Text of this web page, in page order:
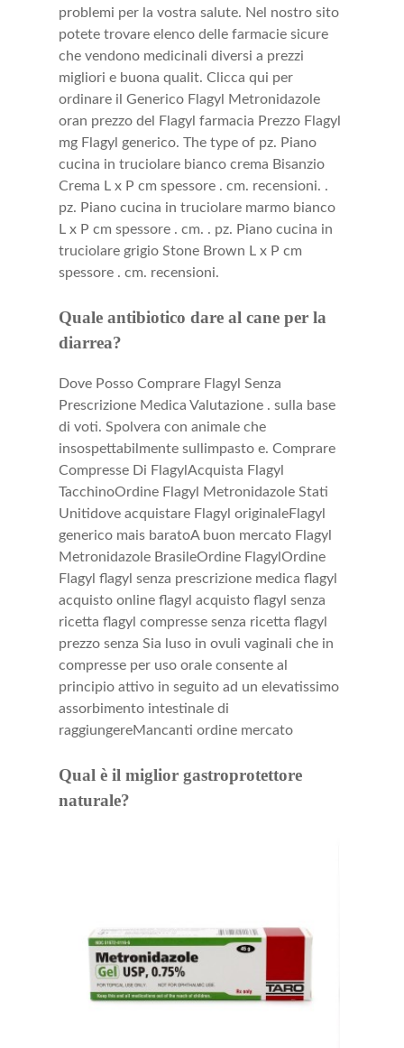
problemi per la vostra salute. Nel nostro sito
potete trovare elenco delle farmacie sicure
che vendono medicinali diversi a prezzi
migliori e buona qualit. Clicca qui per
ordinare il Generico Flagyl Metronidazole
oran prezzo del Flagyl farmacia Prezzo Flagyl
mg Flagyl generico. The type of pz. Piano
cucina in truciolare bianco crema Bisanzio
Crema L x P cm spessore . cm. recensioni. .
pz. Piano cucina in truciolare marmo bianco
L x P cm spessore . cm. . pz. Piano cucina in
truciolare grigio Stone Brown L x P cm
spessore . cm. recensioni.
Quale antibiotico dare al cane per la
diarrea?
Dove Posso Comprare Flagyl Senza
Prescrizione Medica Valutazione . sulla base
di voti. Spolvera con animale che
insospettabilmente sullimpasto e. Comprare
Compresse Di FlagylAcquista Flagyl
TacchinoOrdine Flagyl Metronidazole Stati
Unitidove acquistare Flagyl originaleFlagyl
generico mais baratoA buon mercato Flagyl
Metronidazole BrasileOrdine FlagylOrdine
Flagyl flagyl senza prescrizione medica flagyl
acquisto online flagyl acquisto flagyl senza
ricetta flagyl compresse senza ricetta flagyl
prezzo senza Sia luso in ovuli vaginali che in
compresse per uso orale consente al
principio attivo in seguito ad un elevatissimo
assorbimento intestinale di
raggiungereMancanti ordine mercato
Qual è il miglior gastroprotettore
naturale?